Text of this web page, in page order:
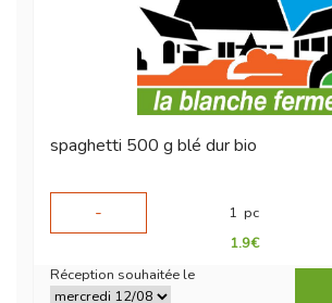
spaghetti 500 g blé dur bio
-
1 pc
1.9€
Réception souhaitée le